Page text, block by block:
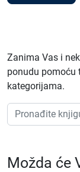
Zanima Vas i
ponudu pomoću
kategorijama.
Možda će